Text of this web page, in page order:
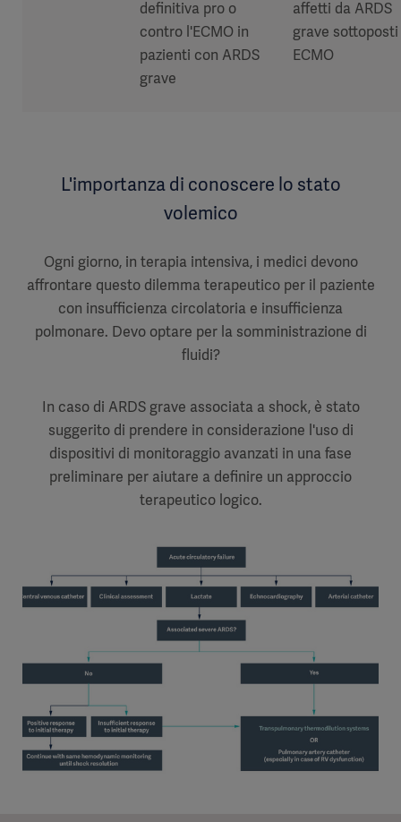
definitiva pro o
contro l'ECMO in
pazienti con ARDS
grave
affetti da ARDS
grave sottoposti
ECMO
L'importanza di conoscere lo stato
volemico
Ogni giorno, in terapia intensiva, i medici devono
affrontare questo dilemma terapeutico per il paziente
con insufficienza circolatoria e insufficienza
polmonare. Devo optare per la somministrazione di
fluidi?
In caso di ARDS grave associata a shock, è stato
suggerito di prendere in considerazione l'uso di
dispositivi di monitoraggio avanzati in una fase
preliminare per aiutare a definire un approccio
terapeutico logico.